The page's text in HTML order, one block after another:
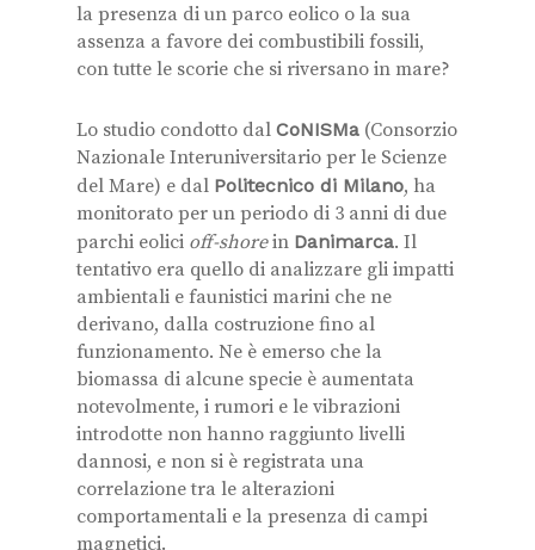
la presenza di un parco eolico o la sua
assenza a favore dei combustibili fossili,
con tutte le scorie che si riversano in mare?
Lo studio condotto dal CoNISMa (Consorzio
Nazionale Interuniversitario per le Scienze
del Mare) e dal Politecnico di Milano, ha
monitorato per un periodo di 3 anni di due
parchi eolici off-shorein Danimarca. Il
tentativo era quello di analizzare gli impatti
ambientali e faunistici marini che ne
derivano, dalla costruzione fino al
funzionamento. Ne è emerso che la
biomassa di alcune specie è aumentata
notevolmente, i rumori e le vibrazioni
introdotte non hanno raggiunto livelli
dannosi, e non si è registrata una
correlazione tra le alterazioni
comportamentali e la presenza di campi
magnetici.